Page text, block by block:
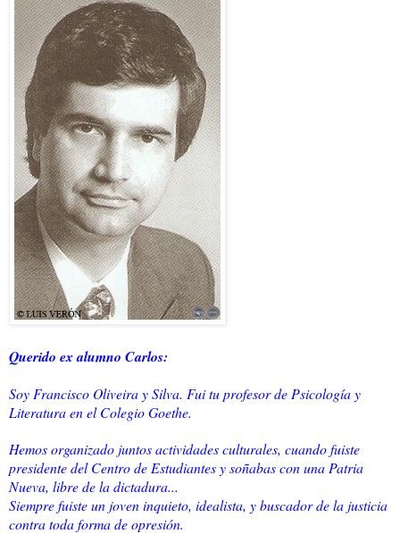
Querido ex alumno Carlos:
Soy Francisco Oliveira y Silva. Fui tu profesor de Psicología y
Literatura en el Colegio Goethe.
Hemos organizado juntos actividades culturales, cuando fuiste
presidente del Centro de Estudiantes y soñabas con una Patria
Nueva, libre de la dictadura...
Siempre fuiste un joven inquieto, idealista, y buscador de la justicia
contra toda forma de opresión.